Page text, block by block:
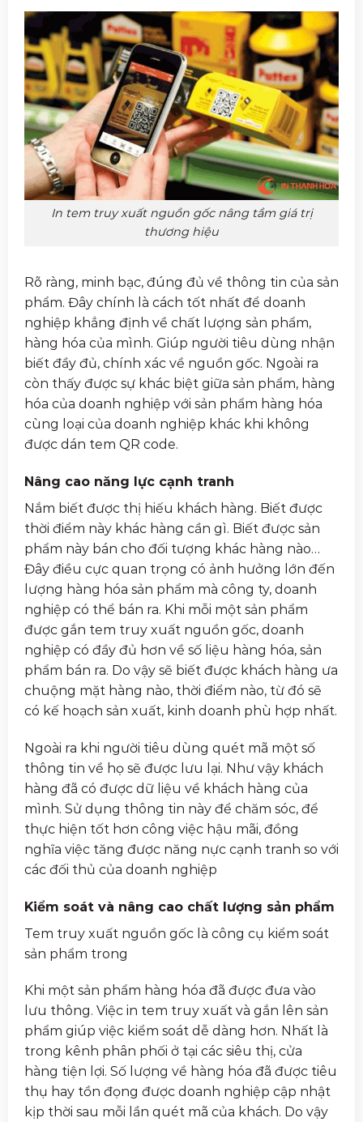
In tem truy xuất nguồn gốc nâng tầm giá trị
thương hiệu
Rõ ràng, minh bạc, đúng đủ về thông tin của sản
phẩm. Đây chính là cách tốt nhất để doanh
nghiệp khẳng định về chất lượng sản phẩm,
hàng hóa của mình. Giúp người tiêu dùng nhận
biết đầy đủ, chính xác về nguồn gốc. Ngoài ra
còn thấy được sự khác biệt giữa sản phẩm, hàng
hóa của doanh nghiệp với sản phẩm hàng hóa
cùng loại của doanh nghiệp khác khi không
được dán tem QR code.
Nâng cao năng lực cạnh tranh
Nắm biết được thị hiếu khách hàng. Biết được
thời điểm này khác hàng cần gì. Biết được sản
phẩm này bán cho đối tượng khác hàng nào…
Đây điều cực quan trọng có ảnh hưởng lớn đến
lượng hàng hóa sản phẩm mà công ty, doanh
nghiệp có thể bán ra. Khi mỗi một sản phẩm
được gắn tem truy xuất nguồn gốc, doanh
nghiệp có đầy đủ hơn về số liệu hàng hóa, sản
phẩm bán ra. Do vậy sẽ biết được khách hàng ưa
chuộng mặt hàng nào, thời điểm nào, từ đó sẽ
có kế hoạch sản xuất, kinh doanh phù hợp nhất.
Ngoài ra khi người tiêu dùng quét mã một số
thông tin về họ sẽ được lưu lại. Như vậy khách
hàng đã có được dữ liệu về khách hàng của
mình. Sử dụng thông tin này để chăm sóc, để
thực hiện tốt hơn công việc hậu mãi, đồng
nghĩa việc tăng được năng nực cạnh tranh so với
các đối thủ của doanh nghiệp
Kiểm soát và nâng cao chất lượng sản phẩm
Tem truy xuất nguồn gốc là công cụ kiểm soát
sản phẩm trong
Khi một sản phẩm hàng hóa đã được đưa vào
lưu thông. Việc in tem truy xuất và gắn lên sản
phẩm giúp việc kiểm soát dễ dàng hơn. Nhất là
trong kênh phân phối ở tại các siêu thị, cửa
hàng tiện lợi. Số lượng về hàng hóa đã được tiêu
thụ hay tồn đọng được doanh nghiệp cập nhật
kịp thời sau mỗi lần quét mã của khách. Do vậy